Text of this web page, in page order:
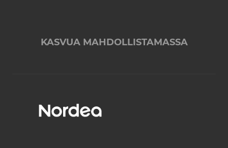
KASVUA MAHDOLLISTAMASSA